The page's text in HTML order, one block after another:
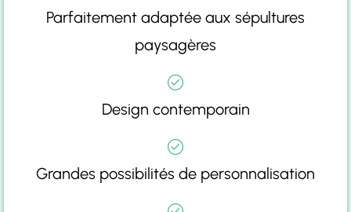
Parfaitement adaptée aux sépultures
paysagères
Design contemporain
Grandes possibilités de personnalisation